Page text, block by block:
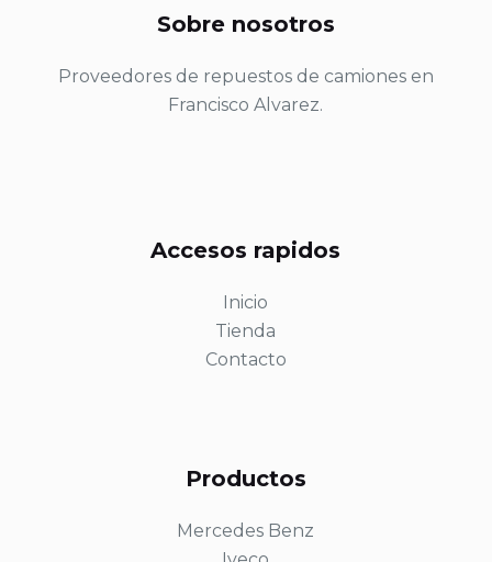
Sobre nosotros
Proveedores de repuestos de camiones en
Francisco Alvarez.
Accesos rapidos
Inicio
Tienda
Contacto
Productos
Mercedes Benz